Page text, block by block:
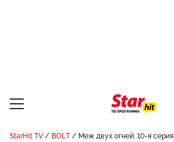
StarHit TV BOLT Меж двух огней. 10-я серия